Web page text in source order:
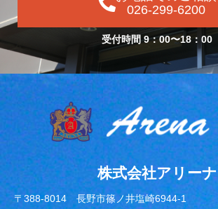
026-299-6200
受付時間 9：00〜18：00
株式会社アリーナ
〒388-8014 長野市篠ノ井塩崎6944-1